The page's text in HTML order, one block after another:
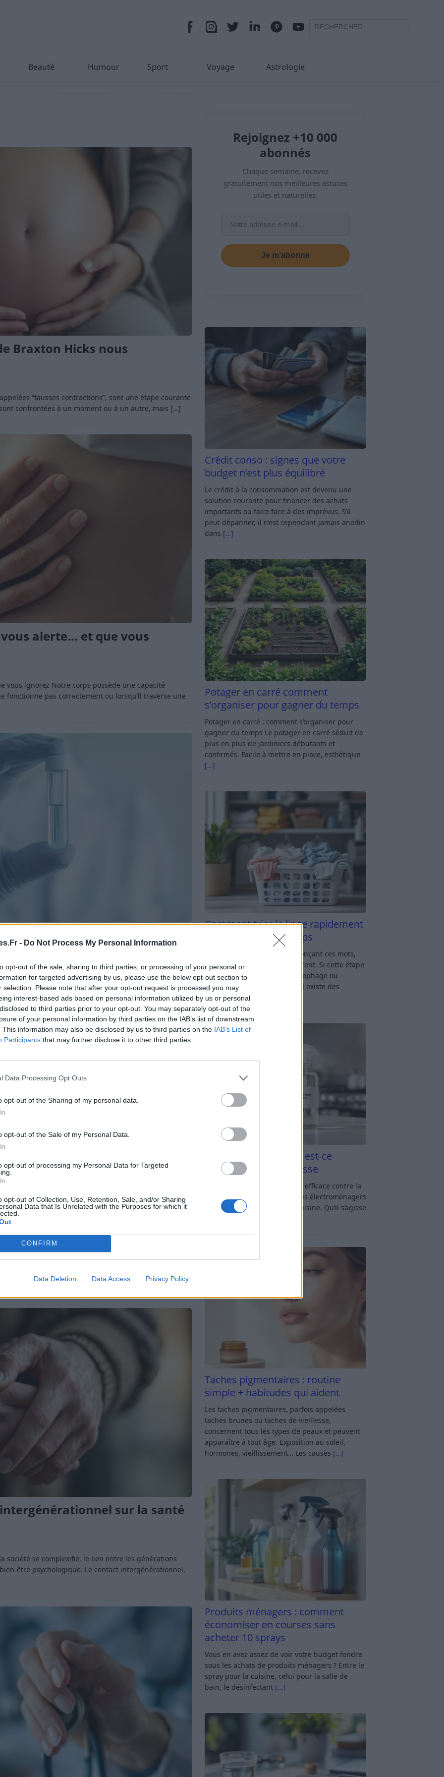
- Do Not Process My Personal Information
opt-out of the sale, sharing to third parties, or processing of your personal or
for targeted advertising by us, please use the below opt-out section to
selection. Please note that after your opt-out request is processed you may
interest-based ads based on personal information utilized by us or personal
to third parties prior to your opt-out. You may separately opt-out of the
of your personal information by third parties on the IAB’s list of downstream
This information may also be disclosed by us to third parties on the IAB’s List of
Participants that may further disclose it to other third parties.
Data Processing Opt Outs
opt-out of the Sharing of my personal data.
opt-out of the Sale of my Personal Data.
opt-out of processing my Personal Data for Targeted
opt-out of Collection, Use, Retention, Sale, and/or Sharing
Data that Is Unrelated with the Purposes for which it
CONFIRM
Data Deletion Data Access Privacy Policy
Beauté Humour Sport Voyage Astrologie
Braxton Hicks nous
“fausses contractions”, sont une étape courante
confrontées à un moment ou à un autre, mais […]
alerte… et que vous
vous ignorez Notre corps possède une capacité
fonctionne pas correctement ou lorsqu’il traverse une
tout changer pour votre
votre santé De plus en plus de personnes se tournent
tests de santé à domicile.
[…]
votre langue sur votre santé
dire long sur notre état de santé. En observant sa
il est possible d’identifier certains[…]
sur la santé
société se complexifie, le lien entre les générations
être psychologique. Le contact intergénérationnel,
Rejoignez +10 000
abonnés
Chaque semaine, recevez
gratuitement nos meilleures astuces
utiles et naturelles.
Je m’abonne
Crédit conso : signes que votre
budget n’est plus équilibré
Le crédit à la consommation est devenu une
solution courante pour financer des achats
importants ou faire face à des imprévus. S’il
peut dépanner, il n’est cependant jamais anodin
dans […]
Potager en carré comment
s’organiser pour gagner du temps
Potager en carré : comment s’organiser pour
gagner du temps Le potager en carré séduit de
plus en plus de jardiniers débutants et
confirmés. Facile à mettre en place, esthétique
[…]
Comment trier le linge rapidement
sans y passer du temps
Tri du linge : rien qu’en prononçant ces mots,
beaucoup d’entre nous soupirent. Si cette étape
du lavage vous semble chronophage ou
compliquée, rassurez-vous : il existe des
astuces simples
Vinaigre blanc et four est-ce
efficace contre la graisse
Vinaigre blanc et four : est-ce efficace contre la
graisse ? Le four fait partie des électroménagers
les plus sollicités dans une cuisine. Qu’il s’agisse
Taches pigmentaires : routine
simple + habitudes qui aident
Les taches pigmentaires, parfois appelées
taches brunes ou taches de vieillesse,
concernent tous les types de peaux et peuvent
apparaître à tout âge. Exposition au soleil,
hormones, vieillissement… Les causes […]
Produits ménagers : comment
économiser en courses sans
acheter 10 sprays
Vous en avez assez de voir votre budget fondre
sous les achats de produits ménagers ? Entre le
spray pour la cuisine, celui pour la salle de
bain, le désinfectant […]